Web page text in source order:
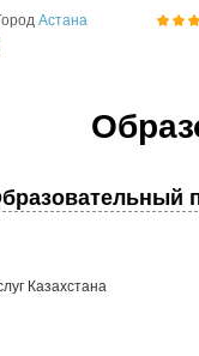
Астана
Казахстана